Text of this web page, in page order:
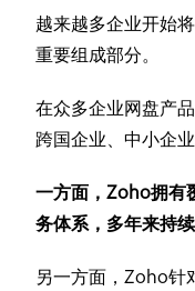
越来越多企业开始
重要组成部分。
在众多企业网盘产
跨国企业、中小企
一方面，Zoho拥有
务体系，多年来持
另一方面，Zoho针